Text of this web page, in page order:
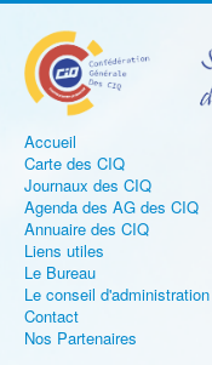
Accueil
Carte des CIQ
Journaux des CIQ
Agenda des AG des CIQ
Annuaire des CIQ
Liens utiles
Le Bureau
Le conseil d'administration
Contact
Nos Partenaires